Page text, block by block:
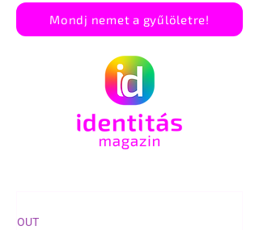
Mondj nemet a gyűlöletre!
OUT